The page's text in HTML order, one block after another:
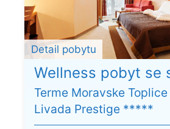
Wellness pobyt se
Terme Moravske Toplice
Livada Prestige *****
Detail pobytu